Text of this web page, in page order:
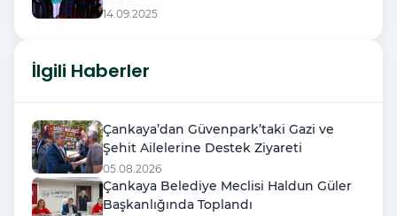
14.09.2025
İlgili Haberler
Çankaya’dan Güvenpark’taki Gazi ve
Şehit Ailelerine Destek Ziyareti
05.08.2026
Çankaya Belediye Meclisi Haldun Güler
Başkanlığında Toplandı